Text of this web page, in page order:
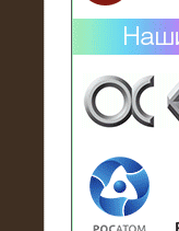
02.02.2019
кВ)